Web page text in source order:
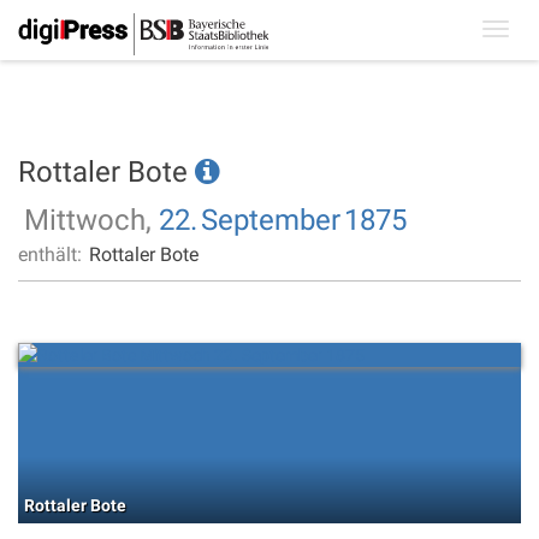
Rottaler Bote
Mittwoch, 22.September1875
enthält: Rottaler Bote
Rottaler Bote